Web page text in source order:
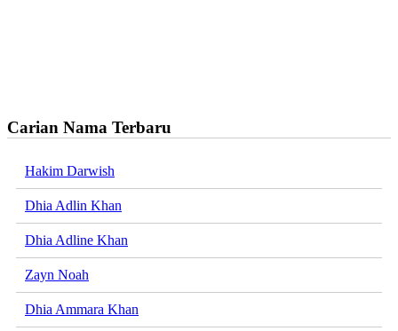
Carian Nama Terbaru
Hakim Darwish
Dhia Adlin Khan
Dhia Adline Khan
Zayn Noah
Dhia Ammara Khan